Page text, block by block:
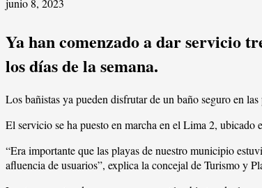
Ya han comenzado a dar servicio
los días de la semana.
Los bañistas ya pueden disfrutar de un baño seguro en
El servicio se ha puesto en marcha en el Lima 2,
“Era importante que las playas de nuestro municipio
afluencia de usuarios”, explica la concejal de Turismo y